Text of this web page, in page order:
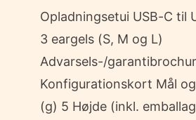
Opladningsetui USB-C til
3 eargels (S, M og L)
Advarsels-/
Konfigurationskort Mål
(g) 5 Højde (inkl.